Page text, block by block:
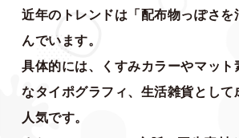
近年のトレンドは「配布物っぽさを
んでいます。
具体的には、くすみカラーやマット
なタイポグラフィ、生活雑貨として
人気です。